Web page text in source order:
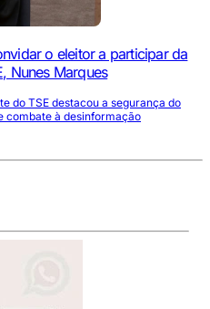
o eleitor a participar da
Nunes Marques
do TSE destacou a segurança do
combate à desinformação